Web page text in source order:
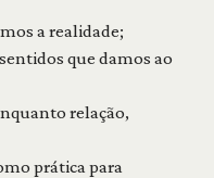
a realidade;
que damos ao
relação,
prática para